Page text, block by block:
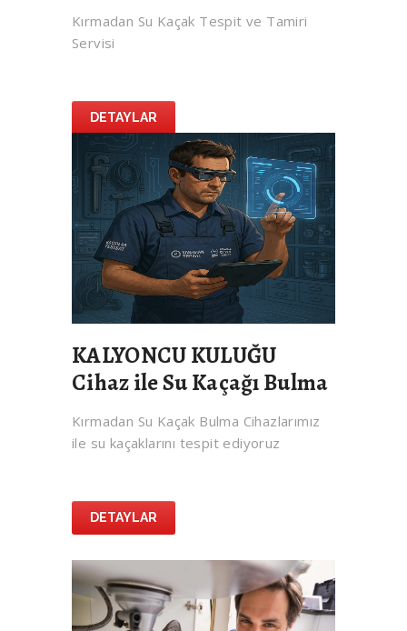
Kırmadan Su Kaçak Tespit ve Tamiri
Servisi
DETAYLAR
KALYONCU KULUĞU
Cihaz ile Su Kaçağı Bulma
Kırmadan Su Kaçak Bulma Cihazlarımız
ile su kaçaklarını tespit ediyoruz
DETAYLAR